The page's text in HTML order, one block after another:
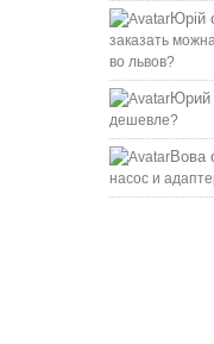
Юрій
заказать
во львов?
Юрий
дешевле?
Вова
насос и